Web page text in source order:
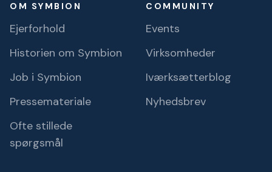
OM SYMBION
Ejerforhold
Historien om Symbion
Job i Symbion
Pressemateriale
Ofte stillede
spørgsmål
COMMUNITY
Events
Virksomheder
Iværksætterblog
Nyhedsbrev